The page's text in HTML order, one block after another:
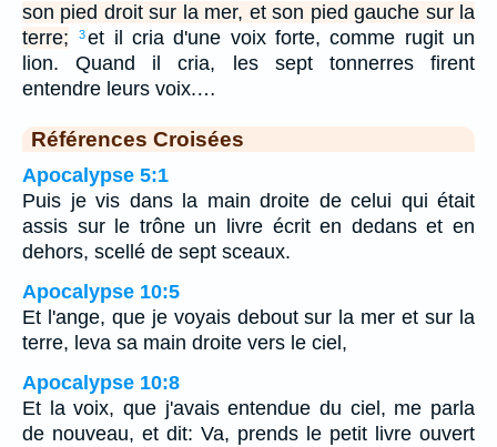
son pied droit sur la mer, et son pied gauche sur la
terre;
3et il cria d'une voix forte, comme rugit un
lion. Quand il cria, les sept tonnerres firent
entendre leurs voix.…
Références Croisées
Apocalypse 5:1
Puis je vis dans la main droite de celui qui était
assis sur le trône un livre écrit en dedans et en
dehors, scellé de sept sceaux.
Apocalypse 10:5
Et l'ange, que je voyais debout sur la mer et sur la
terre, leva sa main droite vers le ciel,
Apocalypse 10:8
Et la voix, que j'avais entendue du ciel, me parla
de nouveau, et dit: Va, prends le petit livre ouvert